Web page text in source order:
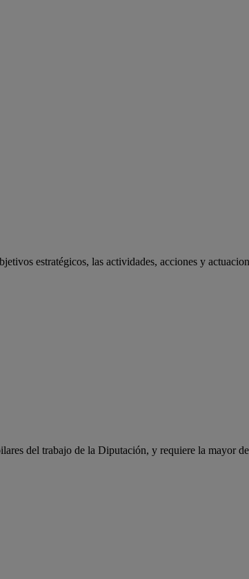
estratégicos, las actividades, acciones y
del trabajo de la Diputación, y requiere la mayor